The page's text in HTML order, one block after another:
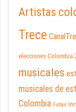
Artistas
Trece
elecciones Colombia
musicales
musicales de
Colombia Futbol